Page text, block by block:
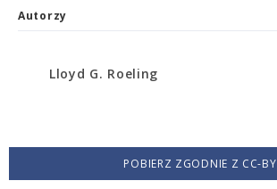
Autorzy
Lloyd G. Roeling
POBIERZ ZGODNIE Z CC-BY